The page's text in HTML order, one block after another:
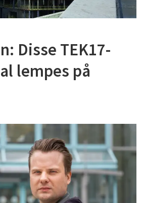
Disse TEK17-
lempes på